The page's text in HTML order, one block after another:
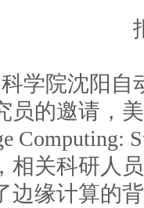
院沈阳自
员的邀请，
Computing:
相关科研人
边缘计算的